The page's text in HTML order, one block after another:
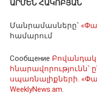
ԱՐՄԵՆ ՀԱԿՈԲՅԱՆ
Մանրամասները՝
համարում
Сообщение
հնարավորությունն՝
սպառնալիքների.
WeeklyNews.am.